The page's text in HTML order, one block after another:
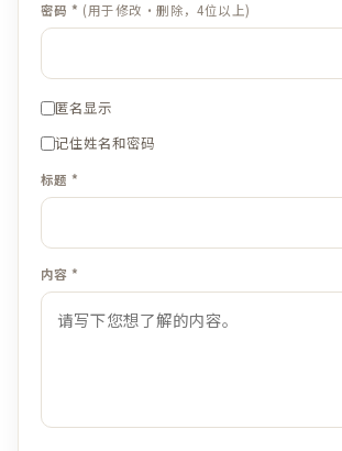
密码 * (用于修改·删除，4位以上)
匿名显示
记住姓名和密码
标题 *
内容 *